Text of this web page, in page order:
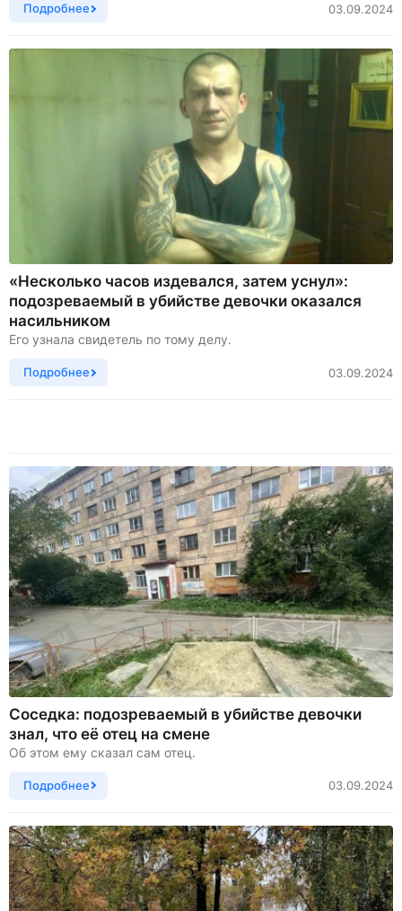
Подробнее 03.09.2024
«Несколько часов издевался, затем уснул»:
подозреваемый в убийстве девочки оказался
насильником
Его узнала свидетель по тому делу.
Подробнее 03.09.2024
Соседка: подозреваемый в убийстве девочки
знал, что её отец на смене
Об этом ему сказал сам отец.
Подробнее 03.09.2024